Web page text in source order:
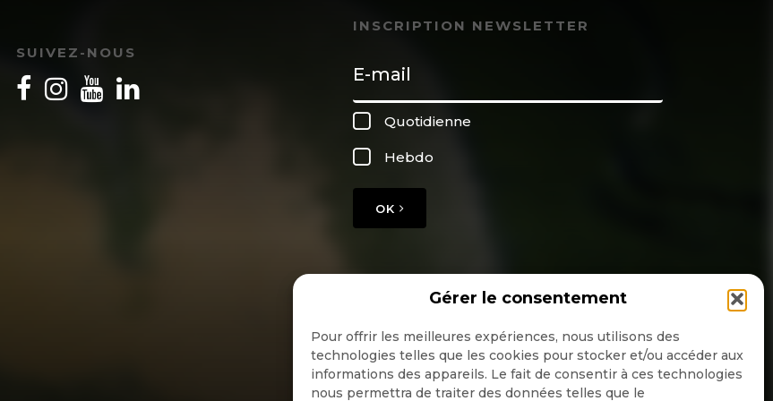
Gérer le consentement
Pour offrir les meilleures expériences, nous utilisons des
technologies telles que les cookies pour stocker et/ou accéder aux
informations des appareils. Le fait de consentir à ces technologies
nous permettra de traiter des données telles que le
SUIVEZ-NOUS
INSCRIPTION NEWSLETTER
Quotidienne
Hebdo
OK